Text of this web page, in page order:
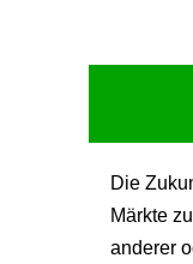
Die
Märkte
anderer